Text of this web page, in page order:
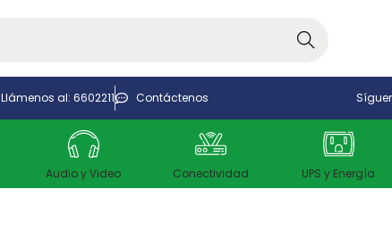
Buscar
Llámenos al: 6602211 Contáctenos
Audio y Video Conectividad UPS y Energía